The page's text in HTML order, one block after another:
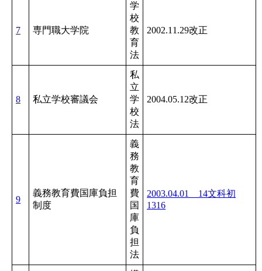
7 専門職大学院
学
校
教
育
法
2002.11.29改正
8 私立学校審議会
私
立
学
校
法
2004.05.12改正
9
義務教育費国庫負担
制度
義
務
教
育
費
国
庫
負
担
法
2003.04.01 14文科初
1316